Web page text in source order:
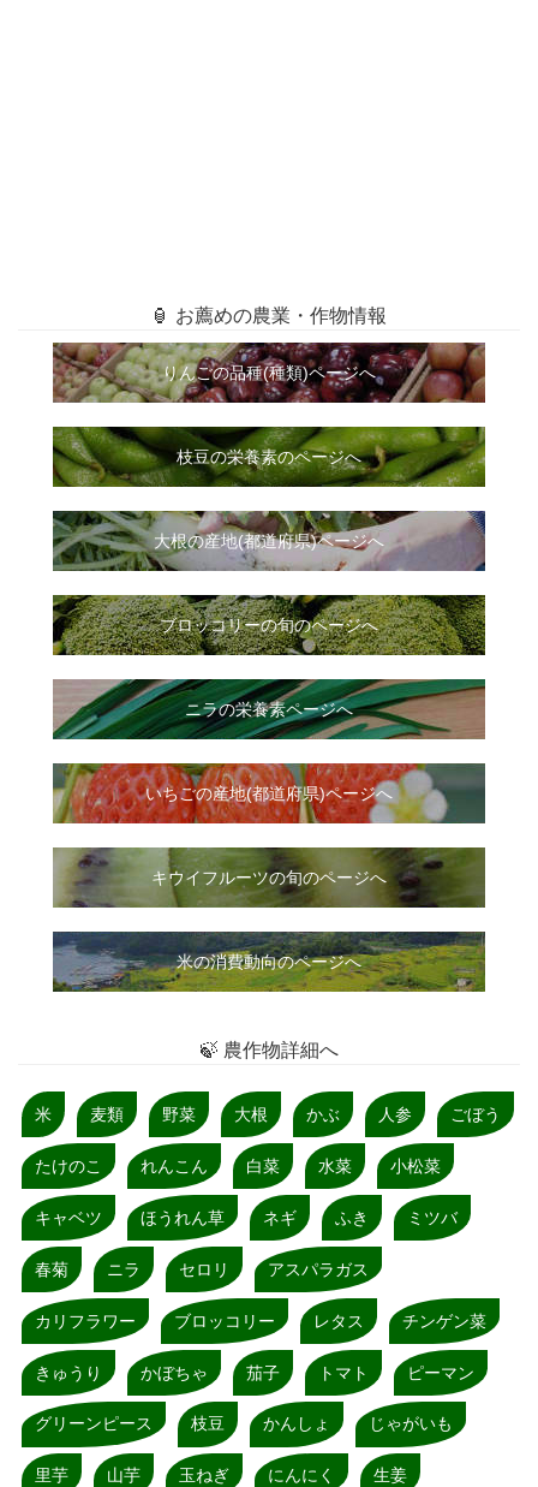
🏮 お薦めの農業・作物情報
りんごの品種(種類)ページへ
枝豆の栄養素のページへ
大根の産地(都道府県)ページへ
ブロッコリーの旬のページへ
ニラの栄養素ページへ
いちごの産地(都道府県)ページへ
キウイフルーツの旬のページへ
米の消費動向のページへ
🍃 農作物詳細へ
米 麦類 野菜 大根 かぶ 人参 ごぼう
たけのこ れんこん 白菜 水菜 小松菜
キャベツ ほうれん草 ネギ ふき ミツバ
春菊 ニラ セロリ アスパラガス
カリフラワー ブロッコリー レタス チンゲン菜
きゅうり かぼちゃ 茄子 トマト ピーマン
グリーンピース 枝豆 かんしょ じゃがいも
里芋 山芋 玉ねぎ にんにく 生姜